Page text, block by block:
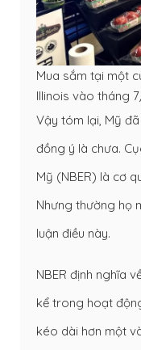
Mua sắm tại một
Illinois vào tháng
Vậy tóm lại, Mỹ
đồng ý là chưa.
Mỹ (NBER) là cơ
Nhưng thường họ
luận điều này.
NBER định nghĩa
kể trong hoạt
kéo dài hơn một